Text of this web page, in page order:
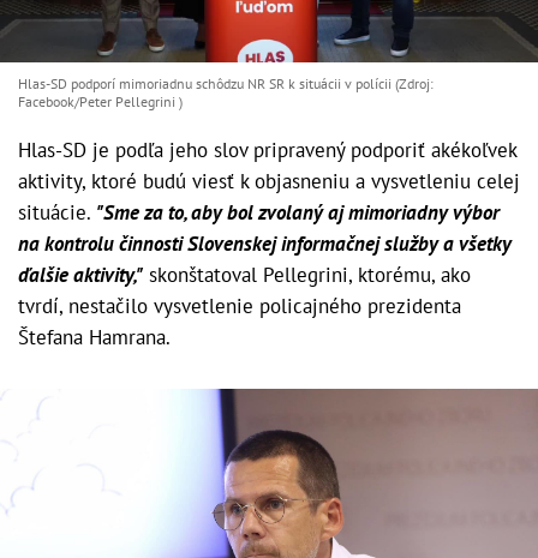
Hlas-SD podporí mimoriadnu schôdzu NR SR k situácii v polícii (Zdroj:
Facebook/Peter Pellegrini )
Hlas-SD je podľa jeho slov pripravený podporiť akékoľvek
aktivity, ktoré budú viesť k objasneniu a vysvetleniu celej
situácie. "Sme za to, aby bol zvolaný aj mimoriadny výbor
na kontrolu činnosti Slovenskej informačnej služby a všetky
ďalšie aktivity," skonštatoval Pellegrini, ktorému, ako
tvrdí, nestačilo vysvetlenie policajného prezidenta
Štefana Hamrana.